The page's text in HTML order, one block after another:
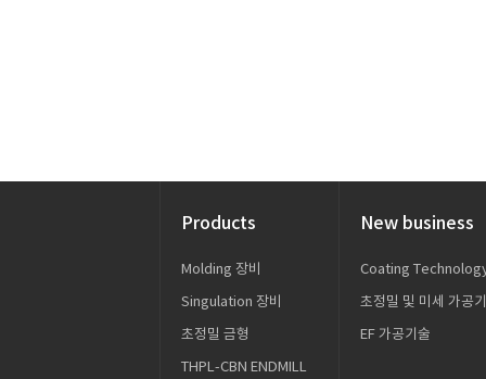
Products
Molding 장비
Singulation 장비
초정밀 금형
THPL-CBN ENDMILL
New business
Coating
초정밀 및 미세 가공
EF 가공기술